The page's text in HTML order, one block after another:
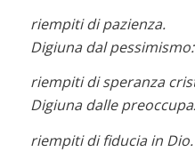
riempiti di pazienza.
Digiuna dal pessimismo:
riempiti di speranza
Digiuna dalle
riempiti di fiducia in Dio.